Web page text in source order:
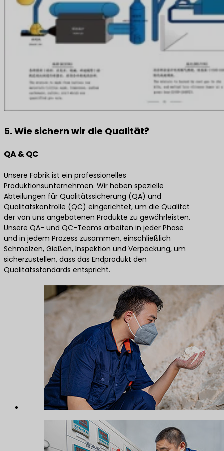
5. Wie sichern wir die Qualität?
QA & QC
Unsere Fabrik ist ein professionelles
Produktionsunternehmen. Wir haben spezielle
Abteilungen für Qualitätssicherung (QA) und
Qualitätskontrolle (QC) eingerichtet, um die Qualität
der von uns angebotenen Produkte zu gewährleisten.
Unsere QA- und QC-Teams arbeiten in jeder Phase
und in jedem Prozess zusammen, einschließlich
Schmelzen, Gießen, Inspektion und Verpackung, um
sicherzustellen, dass das Endprodukt den
Qualitätsstandards entspricht.